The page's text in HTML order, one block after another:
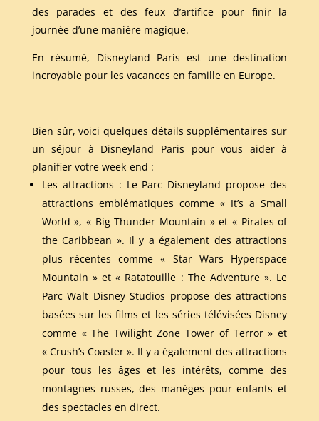
des parades et des feux d’artifice pour finir la
journée d’une manière magique.
En résumé, Disneyland Paris est une destination
incroyable pour les vacances en famille en Europe.
Bien sûr, voici quelques détails supplémentaires sur
un séjour à Disneyland Paris pour vous aider à
planifier votre week-end :
Les attractions : Le Parc Disneyland propose des
attractions emblématiques comme « It’s a Small
World », « Big Thunder Mountain » et « Pirates of
the Caribbean ». Il y a également des attractions
plus récentes comme « Star Wars Hyperspace
Mountain » et « Ratatouille : The Adventure ». Le
Parc Walt Disney Studios propose des attractions
basées sur les films et les séries télévisées Disney
comme « The Twilight Zone Tower of Terror » et
« Crush’s Coaster ». Il y a également des attractions
pour tous les âges et les intérêts, comme des
montagnes russes, des manèges pour enfants et
des spectacles en direct.